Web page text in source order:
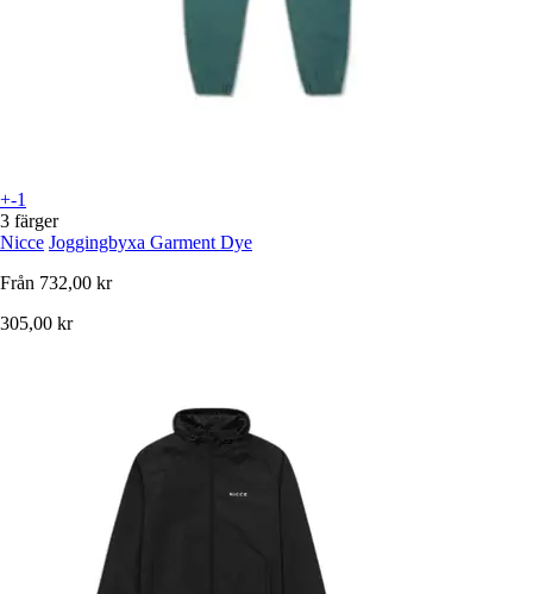
+-1
3 färger
Nicce Joggingbyxa Garment Dye
Från 732,00 kr
305,00 kr